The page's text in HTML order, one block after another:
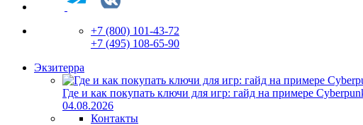
+7 (800) 101-43-72
+7 (495) 108-65-90
Экзитерра
Где и как покупать ключи для игр: гайд на примере
04.08.2026
Контакты